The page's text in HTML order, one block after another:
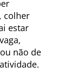
colher
estar
não de